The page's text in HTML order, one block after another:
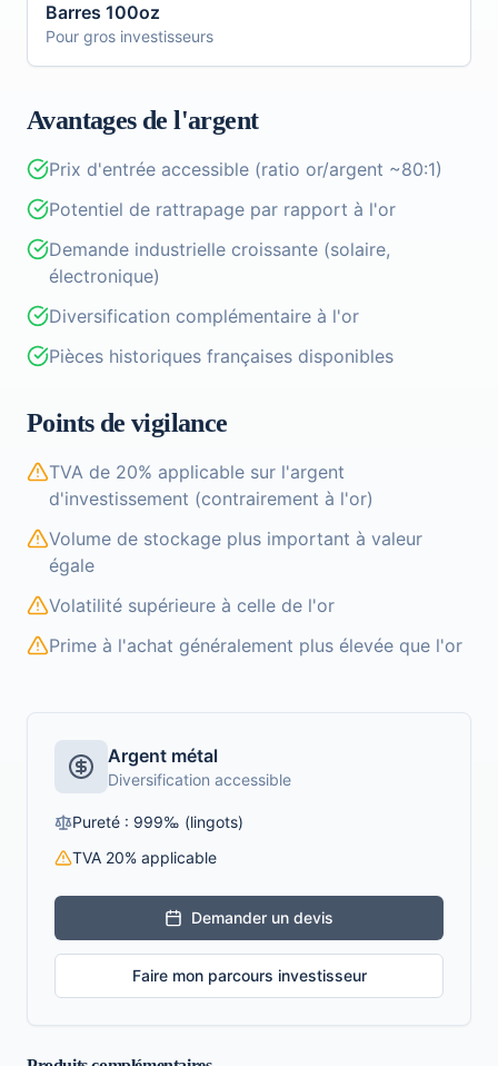
Barres 100oz
Pour gros investisseurs
Avantages de l'argent
Prix d'entrée accessible (ratio or/argent ~80:1)
Potentiel de rattrapage par rapport à l'or
Demande industrielle croissante (solaire,
électronique)
Diversification complémentaire à l'or
Pièces historiques françaises disponibles
Points de vigilance
TVA de 20% applicable sur l'argent
d'investissement (contrairement à l'or)
Volume de stockage plus important à valeur
égale
Volatilité supérieure à celle de l'or
Prime à l'achat généralement plus élevée que l'or
Argent métal
Diversification accessible
Pureté : 999‰ (lingots)
TVA 20% applicable
Demander un devis
Faire mon parcours investisseur